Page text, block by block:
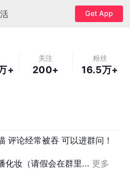
Get App
+
关注
200+
粉丝
16.5万+
论经常被吞 可以进群问！
化妆（请假会在群里... 更多